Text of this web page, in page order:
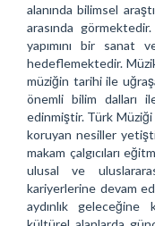
alanında bilimsel
arasında
yapımını bir sanat
hedeflemektedir.
müziğin tarihi ile
önemli bilim dalları
edinmiştir. Türk
koruyan nesiller
makam çalgıcıları
ulusal ve
kariyerlerine devam
aydınlık